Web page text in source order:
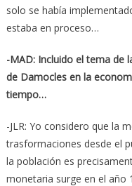
solo se había
estaba en proceso…
-MAD: Incluido el tema de
de Damocles en la
tiempo…
-JLR: Yo considero que la
trasformaciones desde el
la población es
monetaria surge en el año